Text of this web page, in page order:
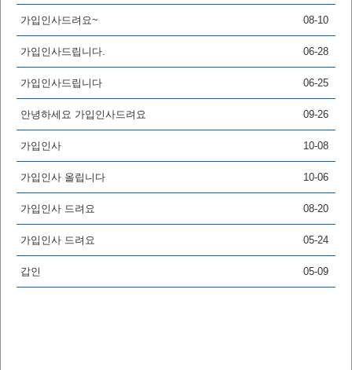
가입인사드려요~ 08-10
가입인사드립니다. 06-28
가입인사드립니다 06-25
안녕하세요 가입인사드려요 09-26
가입인사 10-08
가입인사 올립니다 10-06
가입인사 드려요 08-20
가입인사 드려요 05-24
갑인 05-09